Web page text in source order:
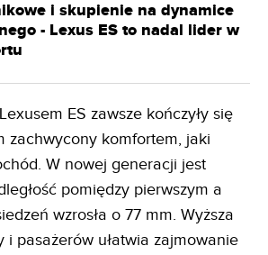
i skupienie na dynamice
- Lexus ES to nadal lider w
ES zawsze kończyły się
zachwycony komfortem, jaki
W nowej generacji jest
pomiędzy pierwszym a
wzrosła o 77 mm. Wyższa
i pasażerów ułatwia zajmowanie